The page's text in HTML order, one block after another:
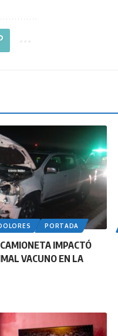
PORTADA
IMPACTÓ
VACUNO EN LA